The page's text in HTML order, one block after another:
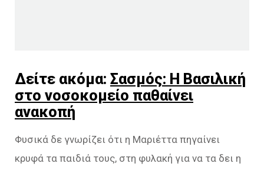
Δείτε ακόμα: Σασμός: Η Βασιλική
στο νοσοκομείο παθαίνει
ανακοπή
Φυσικά δε γνωρίζει ότι η Μαριέττα πηγαίνει
κρυφά τα παιδιά τους, στη φυλακή για να τα δει η